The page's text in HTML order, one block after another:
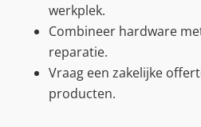
werkplek.
Combineer hardware
reparatie.
Vraag een zakelijke
producten.